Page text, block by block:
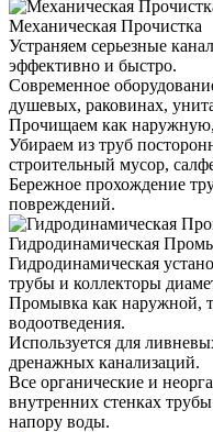
Механическая Прочистка
Устраняем серьезные
эффективно и быстро.
Современное
душевых, раковинах,
Прочищаем как
Убираем из труб
строительный мусор,
Бережное прохождение
повреждений.
Гидродинамическая
Гидродинамическая
трубы и коллекторы
Промывка как наружной,
водоотведения.
Используется для
дренажных канализаций.
Все органические и
внутренних стенках
напору воды.